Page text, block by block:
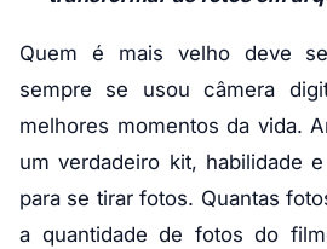
Quem é mais velho deve
sempre se usou câmera
melhores momentos da vida.
um verdadeiro kit, habilidade
para se tirar fotos. Quantas
a quantidade de fotos do